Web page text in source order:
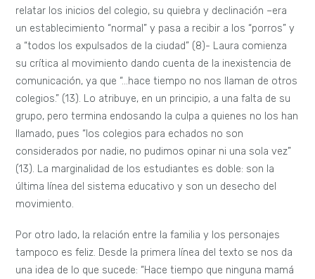
relatar los inicios del colegio, su quiebra y declinación –era
un establecimiento “normal” y pasa a recibir a los “porros” y
a “todos los expulsados de la ciudad” (8)- Laura comienza
su crítica al movimiento dando cuenta de la inexistencia de
comunicación, ya que “…hace tiempo no nos llaman de otros
colegios.” (13). Lo atribuye, en un principio, a una falta de su
grupo, pero termina endosando la culpa a quienes no los han
llamado, pues “los colegios para echados no son
considerados por nadie, no pudimos opinar ni una sola vez”
(13). La marginalidad de los estudiantes es doble: son la
última línea del sistema educativo y son un desecho del
movimiento.
Por otro lado, la relación entre la familia y los personajes
tampoco es feliz. Desde la primera línea del texto se nos da
una idea de lo que sucede: “Hace tiempo que ninguna mamá